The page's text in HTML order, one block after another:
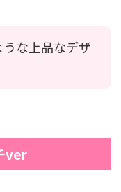
な上品なデザ
ver